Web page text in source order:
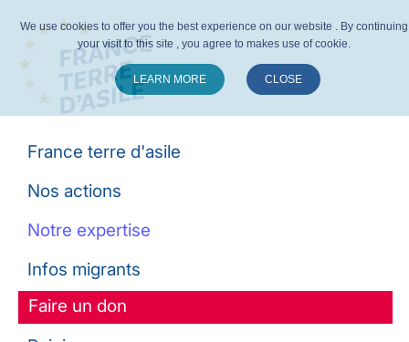
France terre d'asile
Nos actions
Notre expertise
Infos migrants
Faire un don
We use cookies to offer you the best experience on our website . By continuing
your visit to this site , you agree to makes use of cookie.
LEARN MORE CLOSE